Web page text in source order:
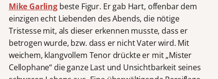
Mike Garling beste Figur. Er gab Hart, offenbar dem
einzigen echt Liebenden des Abends, die nötige
Tristesse mit, als dieser erkennen musste, dass er
betrogen wurde, bzw. dass er nicht Vater wird. Mit
weichem, klangvollem Tenor drückte er mit „Mister
Cellophane“ die ganze Last und Unsichtbarkeit seines